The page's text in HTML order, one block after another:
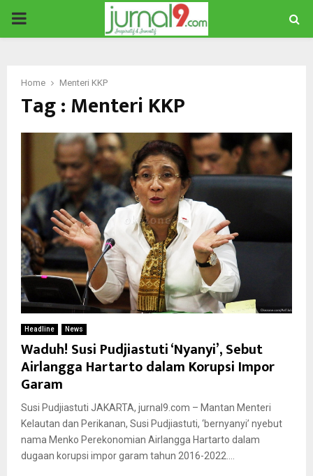
PRIMARY
Home Menteri KKP
Tag : Menteri KKP
Headline News
Waduh! Susi Pudjiastuti ‘Nyanyi’, Sebut
Airlangga Hartarto dalam Korupsi Impor
Garam
Susi Pudjiastuti JAKARTA, jurnal9.com – Mantan Menteri
Kelautan dan Perikanan, Susi Pudjiastuti, ‘bernyanyi’ nyebut
nama Menko Perekonomian Airlangga Hartarto dalam
dugaan korupsi impor garam tahun 2016-2022....